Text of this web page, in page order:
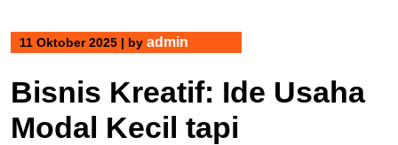
11 Oktober 2025 | by admin
Bisnis Kreatif: Ide Usaha
Modal Kecil tapi